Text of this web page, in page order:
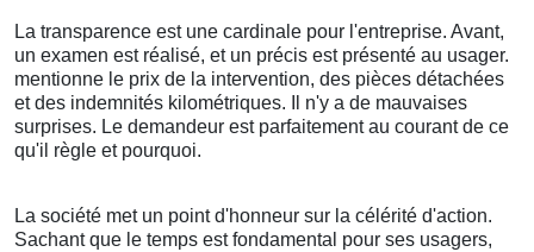
La transparence est une cardinale pour l'entreprise. Avant,
un examen est réalisé, et un précis est présenté au usager.
mentionne le prix de la intervention, des pièces détachées
et des indemnités kilométriques. Il n'y a de mauvaises
surprises. Le demandeur est parfaitement au courant de ce
qu'il règle et pourquoi.
La société met un point d'honneur sur la célérité d'action.
Sachant que le temps est fondamental pour ses usagers,